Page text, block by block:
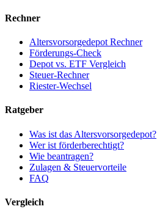
Rechner
Altersvorsorgedepot Rechner
Förderungs-Check
Depot vs. ETF Vergleich
Steuer-Rechner
Riester-Wechsel
Ratgeber
Was ist das Altersvorsorgedepot?
Wer ist förderberechtigt?
Wie beantragen?
Zulagen & Steuervorteile
FAQ
Vergleich